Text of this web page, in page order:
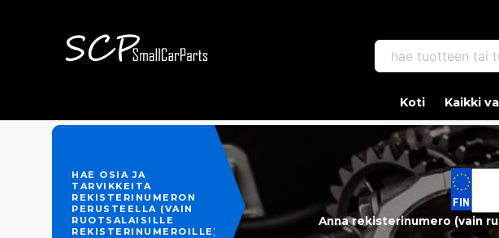
hae tuotteen tai
Koti Kaikki
HAE OSIA JA
TARVIKKEITA
REKISTERINUMERON
PERUSTEELLA (VAIN
RUOTSALAISILLE
REKISTERINUMEROILLE)
Anna rekisterinumero (vain